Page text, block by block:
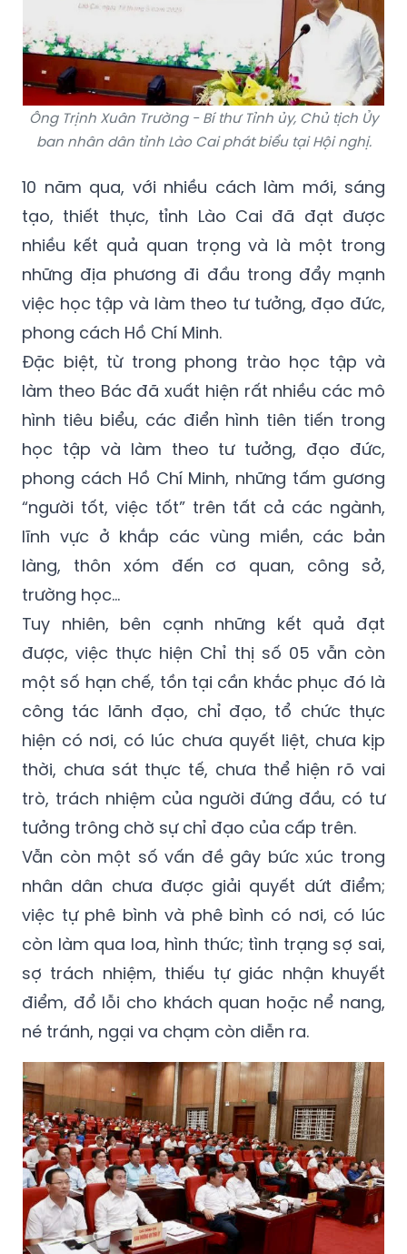
Ông Trịnh Xuân Trường - Bí thư Tỉnh ủy, Chủ tịch Ủy
ban nhân dân tỉnh Lào Cai phát biểu tại Hội nghị.
10 năm qua, với nhiều cách làm mới, sáng
tạo, thiết thực, tỉnh Lào Cai đã đạt được
nhiều kết quả quan trọng và là một trong
những địa phương đi đầu trong đẩy mạnh
việc học tập và làm theo tư tưởng, đạo đức,
phong cách Hồ Chí Minh.
Đặc biệt, từ trong phong trào học tập và
làm theo Bác đã xuất hiện rất nhiều các mô
hình tiêu biểu, các điển hình tiên tiến trong
học tập và làm theo tư tưởng, đạo đức,
phong cách Hồ Chí Minh, những tấm gương
“người tốt, việc tốt” trên tất cả các ngành,
lĩnh vực ở khắp các vùng miền, các bản
làng, thôn xóm đến cơ quan, công sở,
trường học…
Tuy nhiên, bên cạnh những kết quả đạt
được, việc thực hiện Chỉ thị số 05 vẫn còn
một số hạn chế, tồn tại cần khắc phục đó là
công tác lãnh đạo, chỉ đạo, tổ chức thực
hiện có nơi, có lúc chưa quyết liệt, chưa kịp
thời, chưa sát thực tế, chưa thể hiện rõ vai
trò, trách nhiệm của người đứng đầu, có tư
tưởng trông chờ sự chỉ đạo của cấp trên.
Vẫn còn một số vấn đề gây bức xúc trong
nhân dân chưa được giải quyết dứt điểm;
việc tự phê bình và phê bình có nơi, có lúc
còn làm qua loa, hình thức; tình trạng sợ sai,
sợ trách nhiệm, thiếu tự giác nhận khuyết
điểm, đổ lỗi cho khách quan hoặc nể nang,
né tránh, ngại va chạm còn diễn ra.